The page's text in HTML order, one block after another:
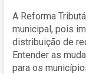
A Reforma
municipal, pois
distribuição de
Entender as
para os